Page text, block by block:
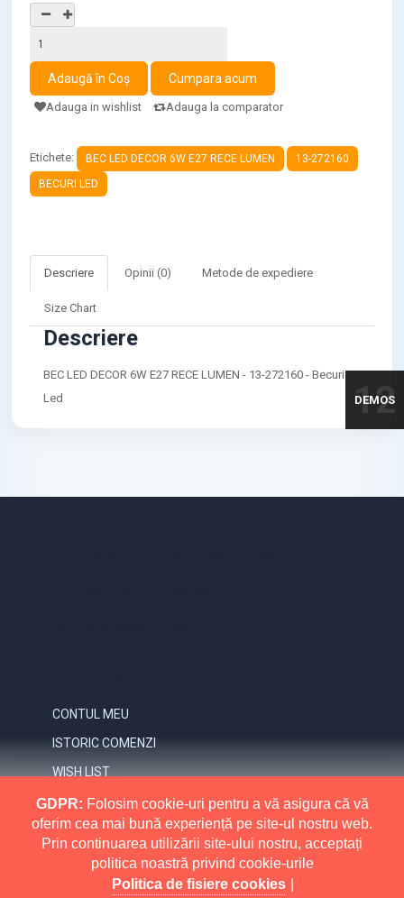
Adauga in wishlist Adauga la comparator
Etichete: BEC LED DECOR 6W E27 RECE LUMEN
13-272160
BECURI LED
Descriere Opinii (0) Metode de expediere
Size Chart
Descriere
BEC LED DECOR 6W E27 RECE LUMEN - 13-272160 - Becuri
Led
CONTUL MEU
ISTORIC COMENZI
WISH LIST
NEWSLETTER
INFORMATII
RETURNARI
MAI MULT
DEMOS
12
GDPR: Folosim cookie-uri pentru a vă asigura că vă
oferim cea mai bună experiență pe site-ul nostru web.
Prin continuarea utilizării site-ului nostru, acceptați
politica noastră privind cookie-urile
Politica de fisiere cookies